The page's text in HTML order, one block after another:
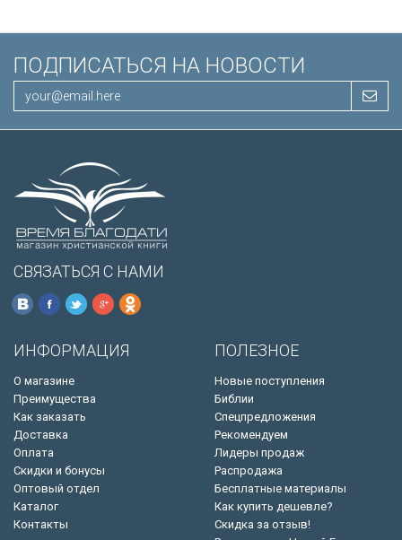
ПОДПИСАТЬСЯ НА НОВОСТИ
СВЯЗАТЬСЯ С НАМИ
ИНФОРМАЦИЯ
О магазине
Преимущества
Как заказать
Доставка
Оплата
Скидки и бонусы
Оптовый отдел
Каталог
Контакты
ПОЛЕЗНОЕ
Новые поступления
Библии
Спецпредложения
Рекомендуем
Лидеры продаж
Распродажа
Бесплатные материалы
Как купить дешевле?
Скидка за отзыв!